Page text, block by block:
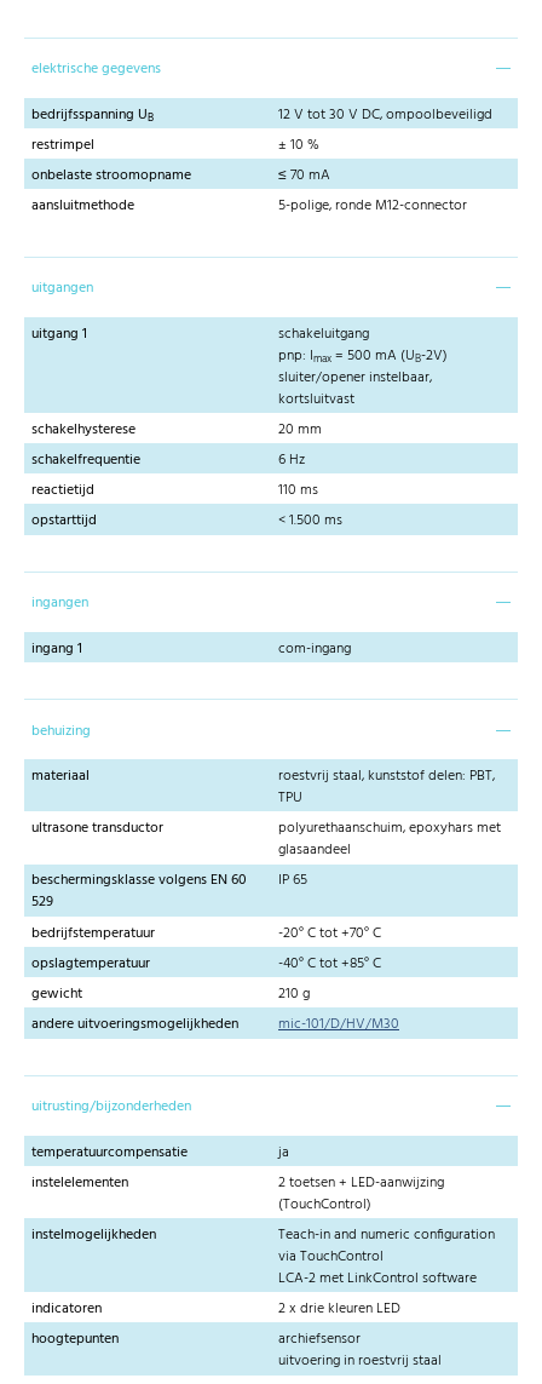
elektrische gegevens
bedrijfsspanning UB
12 V tot 30 V DC, ompoolbeveiligd
restrimpel
± 10 %
onbelaste stroomopname
≤ 70 mA
aansluitmethode
5-polige, ronde M12-connector
uitgangen
uitgang 1
schakeluitgang
pnp: Imax = 500 mA (UB-2V)
sluiter/opener instelbaar,
kortsluitvast
schakelhysterese
20 mm
schakelfrequentie
6 Hz
reactietijd
110 ms
opstarttijd
< 1.500 ms
ingangen
ingang 1
com-ingang
behuizing
materiaal
roestvrij staal, kunststof delen: PBT,
TPU
ultrasone transductor
polyurethaanschuim, epoxyhars met
glasaandeel
beschermingsklasse volgens EN 60
529
IP 65
bedrijfstemperatuur
-20° C tot +70° C
opslagtemperatuur
-40° C tot +85° C
gewicht
210 g
andere uitvoeringsmogelijkheden
mic-101/D/HV/M30
uitrusting/bijzonderheden
temperatuurcompensatie
ja
instelelementen
2 toetsen + LED-aanwijzing
(TouchControl)
instelmogelijkheden
Teach-in and numeric configuration
via TouchControl
LCA-2 met LinkControl software
indicatoren
2 x drie kleuren LED
hoogtepunten
archiefsensor
uitvoering in roestvrij staal